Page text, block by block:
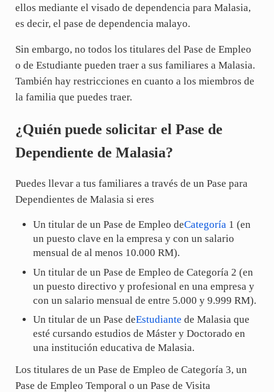
ellos mediante el visado de dependencia para Malasia,
es decir, el pase de dependencia malayo.
Sin embargo, no todos los titulares del Pase de Empleo
o de Estudiante pueden traer a sus familiares a Malasia.
También hay restricciones en cuanto a los miembros de
la familia que puedes traer.
¿Quién puede solicitar el Pase de
Dependiente de Malasia?
Puedes llevar a tus familiares a través de un Pase para
Dependientes de Malasia si eres
Un titular de un Pase de Empleo deCategoría 1 (en
un puesto clave en la empresa y con un salario
mensual de al menos 10.000 RM).
Un titular de un Pase de Empleo de Categoría 2 (en
un puesto directivo y profesional en una empresa y
con un salario mensual de entre 5.000 y 9.999 RM).
Un titular de un Pase deEstudiante de Malasia que
esté cursando estudios de Máster y Doctorado en
una institución educativa de Malasia.
Los titulares de un Pase de Empleo de Categoría 3, un
Pase de Empleo Temporal o un Pase de Visita